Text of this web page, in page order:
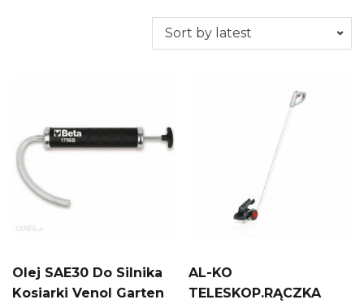
Olej SAE30 Do Silnika
Kosiarki Venol Garten
AL-KO
TELESKOP.RĄCZKA